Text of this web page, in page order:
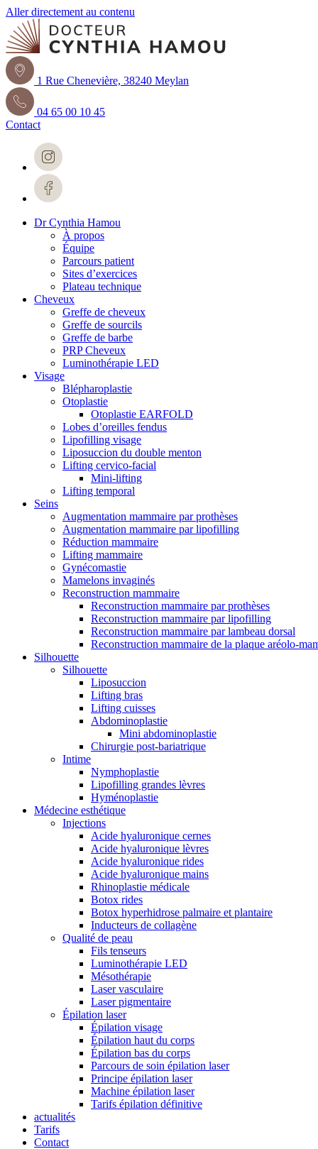
Aller directement au contenu
1 Rue Chenevière, 38240 Meylan
04 65 00 10 45
Contact
Dr Cynthia Hamou
À propos
Équipe
Parcours patient
Sites d’exercices
Plateau technique
Cheveux
Greffe de cheveux
Greffe de sourcils
Greffe de barbe
PRP Cheveux
Luminothérapie LED
Visage
Blépharoplastie
Otoplastie
Otoplastie EARFOLD
Lobes d’oreilles fendus
Lipofilling visage
Liposuccion du double menton
Lifting cervico-facial
Mini-lifting
Lifting temporal
Seins
Augmentation mammaire par prothèses
Augmentation mammaire par lipofilling
Réduction mammaire
Lifting mammaire
Gynécomastie
Mamelons invaginés
Reconstruction mammaire
Reconstruction mammaire par prothèses
Reconstruction mammaire par lipofilling
Reconstruction mammaire par lambeau dorsal
Reconstruction mammaire de la plaque aréolo-
Silhouette
Silhouette
Liposuccion
Lifting bras
Lifting cuisses
Abdominoplastie
Mini abdominoplastie
Chirurgie post-bariatrique
Intime
Nymphoplastie
Lipofilling grandes lèvres
Hyménoplastie
Médecine esthétique
Injections
Acide hyaluronique cernes
Acide hyaluronique lèvres
Acide hyaluronique rides
Acide hyaluronique mains
Rhinoplastie médicale
Botox rides
Botox hyperhidrose palmaire et plantaire
Inducteurs de collagène
Qualité de peau
Fils tenseurs
Luminothérapie LED
Mésothérapie
Laser vasculaire
Laser pigmentaire
Épilation laser
Épilation visage
Épilation haut du corps
Épilation bas du corps
Parcours de soin épilation laser
Principe épilation laser
Machine épilation laser
Tarifs épilation définitive
actualités
Tarifs
Contact